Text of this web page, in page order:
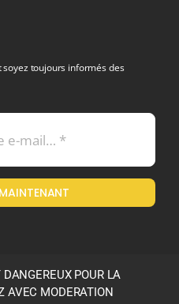
et de retours
toujours informés des
DANGEREUX POUR LA
AVEC MODERATION